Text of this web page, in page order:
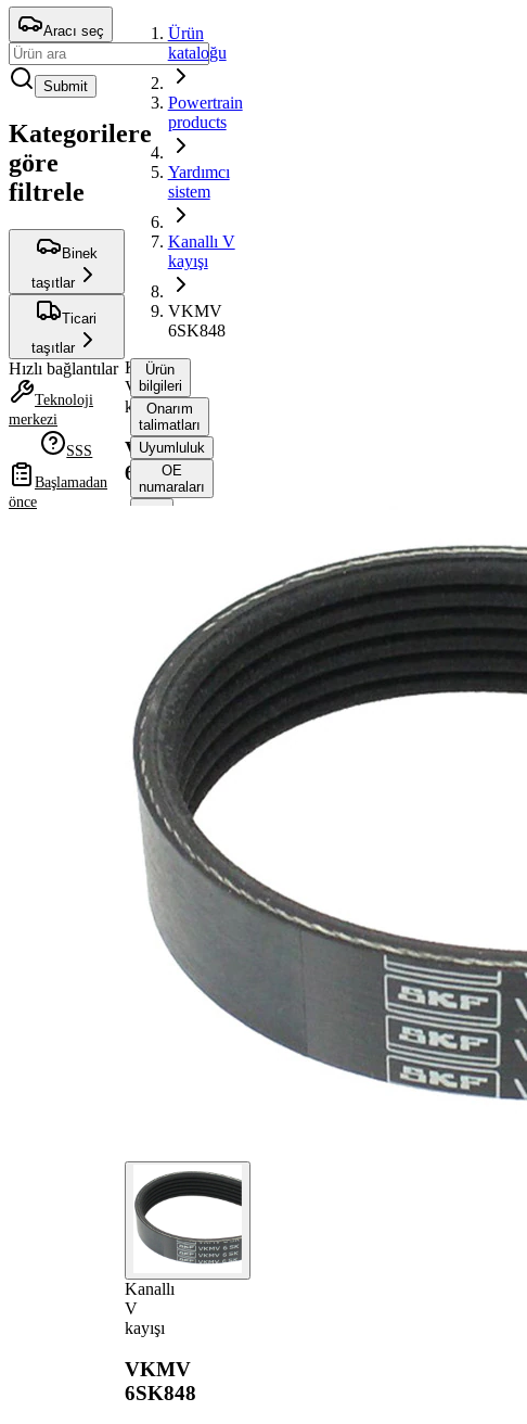
Aracı seç
Submit
Kategorilere
göre
filtrele
Binek
taşıtlar
Ticari
taşıtlar
Hızlı bağlantılar
Teknoloji
merkezi
SSS
Başlamadan
önce
Ürün
kataloğu
Powertrain
products
Yardımcı
sistem
Kanallı V
kayışı
VKMV
6SK848
Kanallı
V
kayışı
VKMV
6SK848
Kanallı
V
kayışı
VKMV
6SK848
Ürün
bilgileri
Onarım
talimatları
Uyumluluk
OE
numaraları
848 mm
21,36
mm
Renk
siyah
Kaburga
sayısı
6
SVHC
SVHC
maddesi
mevcut
değil!
Malzeme
özellikleri
Kayış
malzemesi
EPDM
(Etilen
Propilen
Dien